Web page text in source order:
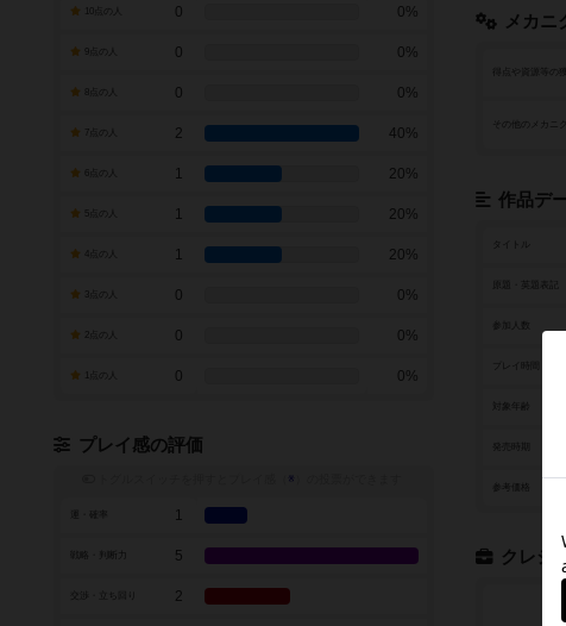
メカニ
その他のメカニ
作品デ
タイトル
参加人数
クレジ
0 0%
0 0%
0 0%
7点の人 2 40%
1 20%
1 20%
1 20%
0 0%
0 0%
0 0%
プレイ感の評価
※
1
5
2